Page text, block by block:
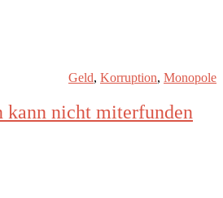
Geld, Korruption, Monopole
kann nicht miterfunden